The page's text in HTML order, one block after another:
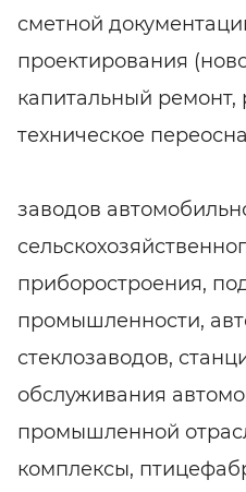
сметной
проектирования
капитальный ремонт,
техническое
заводов
приборостроения,
промышленности,
стеклозаводов,
обслуживания
промышленной
комплексы,